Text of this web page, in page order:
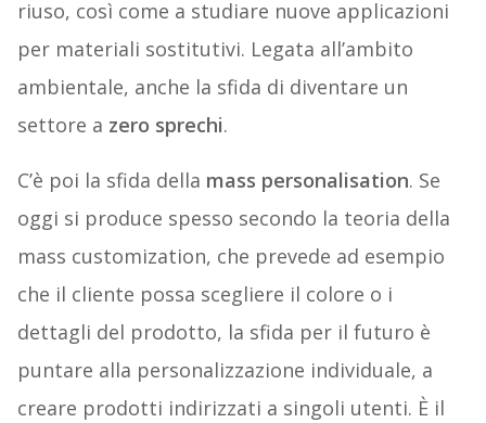
riuso, così come a studiare nuove applicazioni
per materiali sostitutivi. Legata all’ambito
ambientale, anche la sfida di diventare un
settore a zero sprechi.
C’è poi la sfida della mass personalisation. Se
oggi si produce spesso secondo la teoria della
mass customization, che prevede ad esempio
che il cliente possa scegliere il colore o i
dettagli del prodotto, la sfida per il futuro è
puntare alla personalizzazione individuale, a
creare prodotti indirizzati a singoli utenti. È il